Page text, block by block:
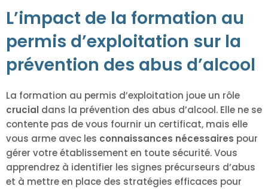
L’impact de la formation au
permis d’exploitation sur la
prévention des abus d’alcool
La formation au permis d’exploitation joue un rôle
crucial dans la prévention des abus d’alcool. Elle ne se
contente pas de vous fournir un certificat, mais elle
vous arme avec les connaissances nécessaires pour
gérer votre établissement en toute sécurité. Vous
apprendrez à identifier les signes précurseurs d’abus
et à mettre en place des stratégies efficaces pour